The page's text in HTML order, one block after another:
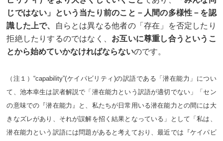
じではない」という当たり前のこと－人間の多様性－を認
識した上で、
自らとは異なる他者の「存在」を否定したり
拒絶したりするのではなく、 お互いに尊重し合うというこ
とから始めていかなければならないのです。
（注１）“capability”(ケイパビリティ)の訳語である「潜在能力」につい
て、池本幸生は訳者解説で「潜在能力という訳語が適切でない」「セン
の意味での『潜在能力』と、私たちが日常用いる潜在能力との間には大
きなズレがあり、それが誤解を招く結果となっている」として「私は、
潜在能力という訳語には問題があると考えており、最近では『ケイパビ